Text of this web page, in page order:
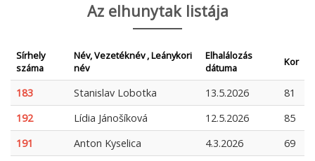
Az elhunytak listája
Sírhely
száma
Név, Vezetéknév , Leánykori
név
Elhalálozás
dátuma
Kor
183 Stanislav Lobotka 13.5.2026
81
192
Lídia Jánošíková 12.5.2026
85
191
Anton Kyselica 4.3.2026 69